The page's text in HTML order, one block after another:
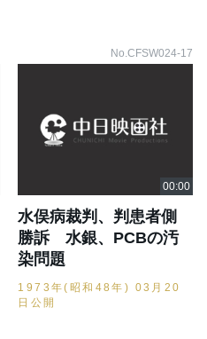
No.CFSW024-17
水俣病裁判、判患者側
勝訴 水銀、PCBの汚
染問題
1973年(昭和48年) 03月20
日公開